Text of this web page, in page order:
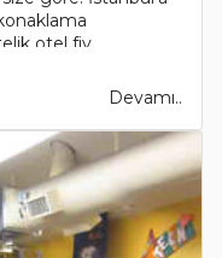
otel fiy..
Devamı..